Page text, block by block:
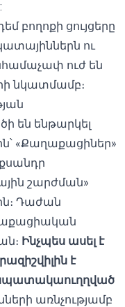
բողոքի ցույցերը
ու
ուժ են
նկատմամբ։
են ենթարկել
«Քաղաքացիներ»
շարժման»
Դաժան
։ Ինչպես ասել է
է
առնչությամբ